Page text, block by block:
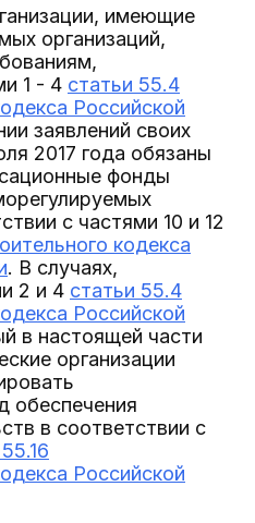
имеющие
организаций,
1 - 4 статьи 55.4
Российской
заявлений своих
2017 года обязаны
фонды
с частями 10 и 12
кодекса
. В случаях,
2 и 4 статьи 55.4
Российской
в настоящей части
организации
обеспечения
в соответствии с
Российской